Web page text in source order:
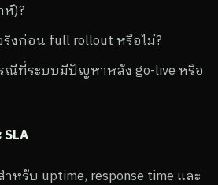
ห์)?
งก่อน full rollout หรือไม่?
ณีที่ระบบมีปัญหาหลัง go-live หรือ
รับ uptime, response time และ